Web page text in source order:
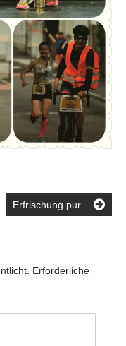
Erfrischung pur…
Erforderliche